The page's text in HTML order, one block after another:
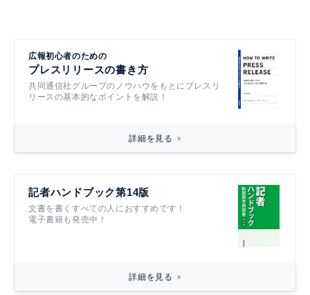
広報初心者のための
プレスリリースの書き方
共同通信社グループのノウハウをもとにプレスリ
リースの基本的なポイントを解説！
詳細を見る
記者ハンドブック第14版
文書を書くすべての人におすすめです！
電子書籍も発売中！
詳細を見る